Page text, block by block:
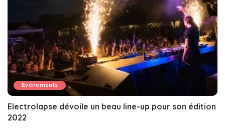
Événements
Electrolapse dévoile un beau line-up pour son édition
2022